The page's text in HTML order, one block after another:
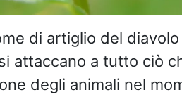
di artiglio del
attaccano a tutto ciò
degli animali nel